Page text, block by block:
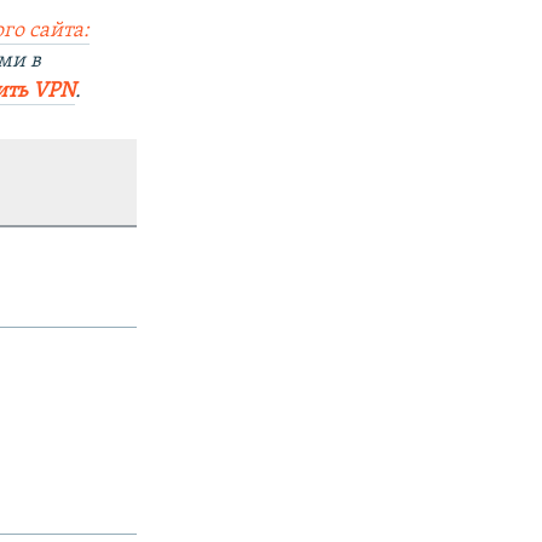
сайта:
в
VPN.